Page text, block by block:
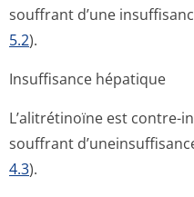
souffrant d’une
5.2).
Insuffisance hépatique
L’alitrétinoïne est contre-
souffrant
4.3).